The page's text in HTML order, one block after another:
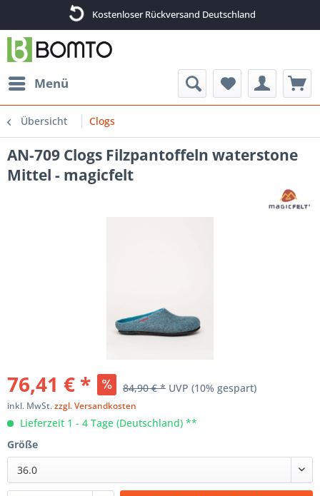
Kostenloser Rückversand Deutschland
Menü
Übersicht Clogs
AN-709 Clogs Filzpantoffeln waterstone
Mittel - magicfelt
76,41 € * 84,90 € * UVP (10% gespart)
inkl. MwSt.zzgl. Versandkosten
Lieferzeit 1 - 4 Tage (Deutschland) **
Größe
36.0